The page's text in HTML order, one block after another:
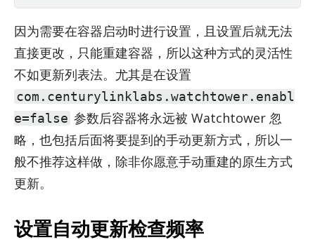
因为需要在容器启动时进行设置，且设置后就无法
直接更改，只能重建容器，所以这种方式的灵活性
不如更新列表法。尤其是在设置
com.centurylinklabs.watchtower.enabl
e=false 参数后容器将永远被 Watch­tower 忽
略，也包括后面将要提到的手动更新方式，所以一
般不推荐这样做，除非你愿意手动重建的原生方式
更新。
设置自动更新检查频率